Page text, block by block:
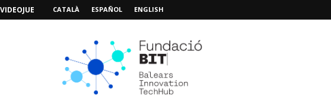
«MISSIÓN POSIDÓNIA PRO»
CATALÀ ESPAÑOL ENGLISH